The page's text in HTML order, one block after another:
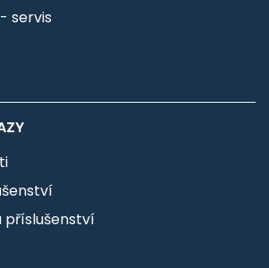
servis
příslušenství